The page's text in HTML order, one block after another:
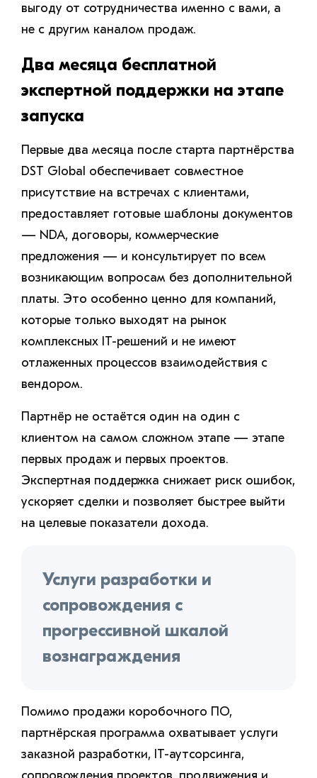
выгоду от сотрудничества именно с вами, а
не с другим каналом продаж.
Два месяца бесплатной
экспертной поддержки на этапе
запуска
Первые два месяца после старта партнёрства
DST Global обеспечивает совместное
присутствие на встречах с клиентами,
предоставляет готовые шаблоны документов
— NDA, договоры, коммерческие
предложения — и консультирует по всем
возникающим вопросам без дополнительной
платы. Это особенно ценно для компаний,
которые только выходят на рынок
комплексных IT-решений и не имеют
отлаженных процессов взаимодействия с
вендором.
Партнёр не остаётся один на один с
клиентом на самом сложном этапе — этапе
первых продаж и первых проектов.
Экспертная поддержка снижает риск ошибок,
ускоряет сделки и позволяет быстрее выйти
на целевые показатели дохода.
Услуги разработки и
сопровождения с
прогрессивной шкалой
вознаграждения
Помимо продажи коробочного ПО,
партнёрская программа охватывает услуги
заказной разработки, IT-аутсорсинга,